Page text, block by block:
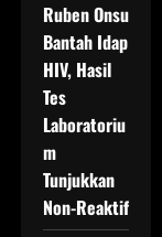
Ruben Onsu
Bantah Idap
HIV, Hasil
Tes
Laboratoriu
m
Tunjukkan
Non-Reaktif